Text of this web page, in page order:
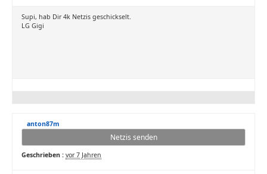
Supi, hab Dir 4k Netzis geschickselt.
LG Gigi
anton87m
Netzis senden
Geschrieben : vor 7 Jahren